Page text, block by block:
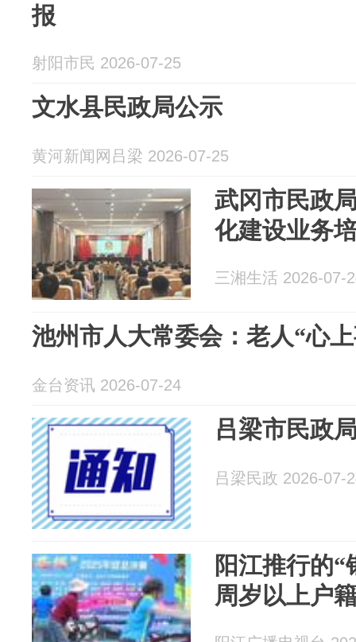
报
射阳市民 2026-07-25
文水县民政局公示
黄河新闻网吕梁 2026-07-25
武冈市民政
化建设业务
三湘生活 2026-07-
池州市人大常委会：老人“心
金台资讯 2026-07-24
吕梁市民政
吕梁民政 2026-07-
阳江推行的“
周岁以上户